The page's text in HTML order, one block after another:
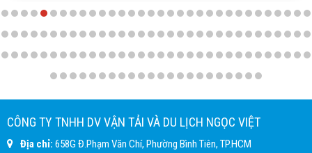
CÔNG TY TNHH DV VẬN TẢI VÀ DU LỊCH NGỌC VIỆT
Địa chỉ: 658G Đ.Phạm Văn Chí, Phường Bình Tiên, TP.HCM